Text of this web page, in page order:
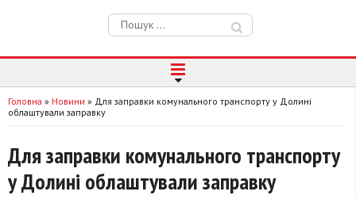
Пошук:
Головна » Новини » Для заправки комунального транспорту у Долині
облаштували заправку
Для заправки комунального транспорту
у Долині облаштували заправку